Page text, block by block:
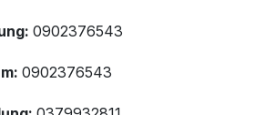
0902376543
0902376543